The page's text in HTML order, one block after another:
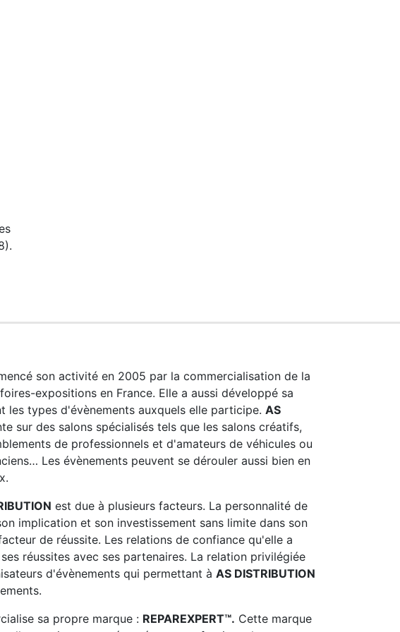
son activité en 2005 par la commercialisation de la
expositions en France. Elle a aussi développé sa
les types d'évènements auxquels elle participe. AS
sur des salons spécialisés tels que les salons créatifs,
de professionnels et d'amateurs de véhicules ou
Les évènements peuvent se dérouler aussi bien en
est due à plusieurs facteurs. La personnalité de
implication et son investissement sans limite dans son
de réussite. Les relations de confiance qu'elle a
réussites avec ses partenaires. La relation privilégiée
d'évènements qui permettant à AS DISTRIBUTION
sa propre marque : REPAREXPERT™. Cette marque